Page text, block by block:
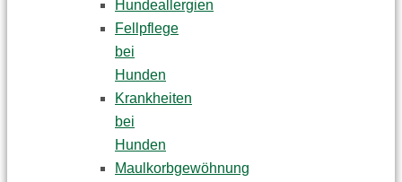
Hundeallergien
Fellpflege
bei
Hunden
Krankheiten
bei
Hunden
Maulkorbgewöhnung